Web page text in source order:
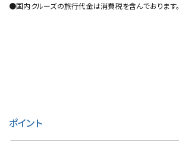
●国内クルーズの旅行代金は消費税を含んでおります。
ポイント